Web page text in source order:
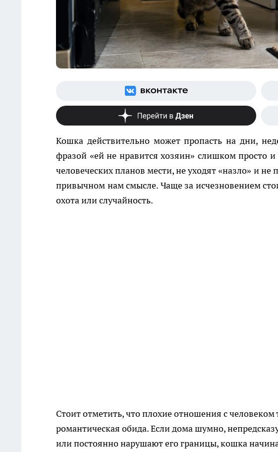
Кошка действительно может пропасть на дни,
фразой «ей не нравится хозяин» слишком просто
человеческих планов мести, не уходят «назло» и
привычном нам смысле. Чаще за исчезновением
охота или случайность.
Стоит отметить, что плохие отношения с человеком
романтическая обида. Если дома шумно,
или постоянно нарушают его границы, кошка